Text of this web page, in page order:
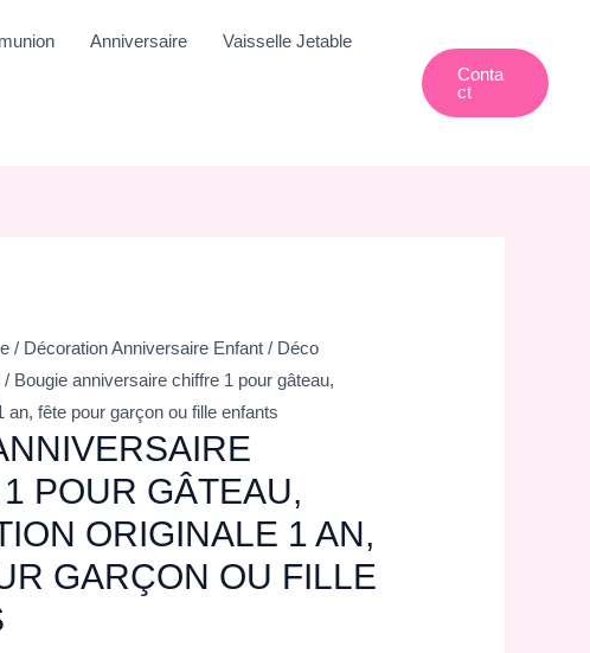
Anniversaire Vaisselle Jetable
Conta
Ct
/ Décoration Anniversaire Enfant / Déco
/ Bougie anniversaire chiffre 1 pour gâteau,
an, fête pour garçon ou fille enfants
POUR GÂTEAU,
ORIGINALE 1 AN,
GARÇON OU FILLE